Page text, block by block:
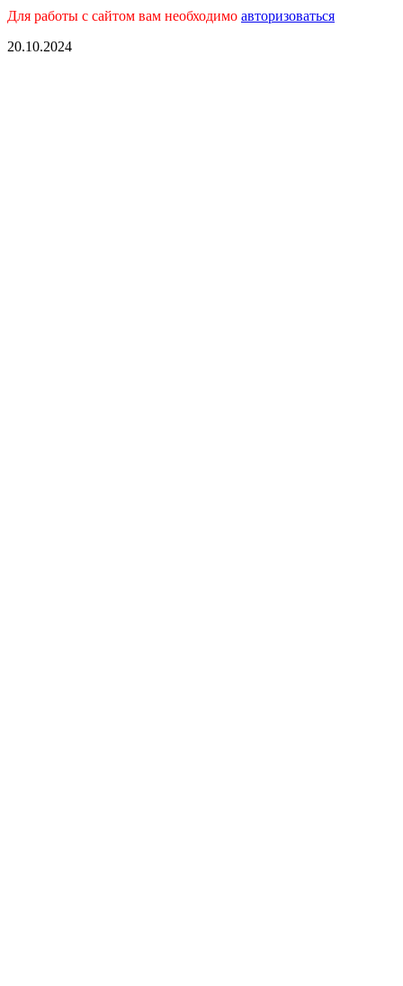
Для работы с сайтом вам необходимо авторизоваться
20.10.2024